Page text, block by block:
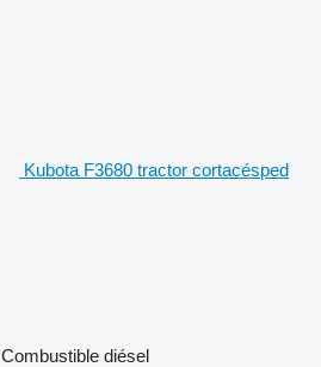
Kubota F3680 tractor cortacésped
Combustible diésel